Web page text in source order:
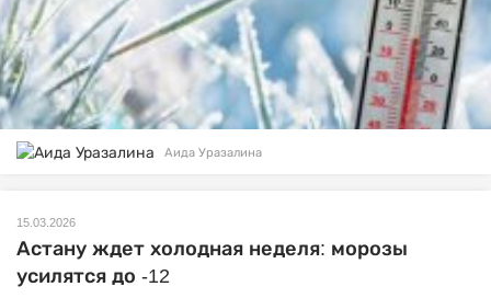
Аида Уразалина
15.03.2026
Астану ждет холодная неделя: морозы
усилятся до -12